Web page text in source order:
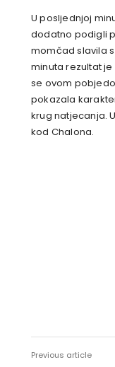
U posljednjoj
dodatno podigli
momčad slavila
minuta rezultat
se ovom
pokazala
krug natjecanja.
kod Chalona.
Previous article